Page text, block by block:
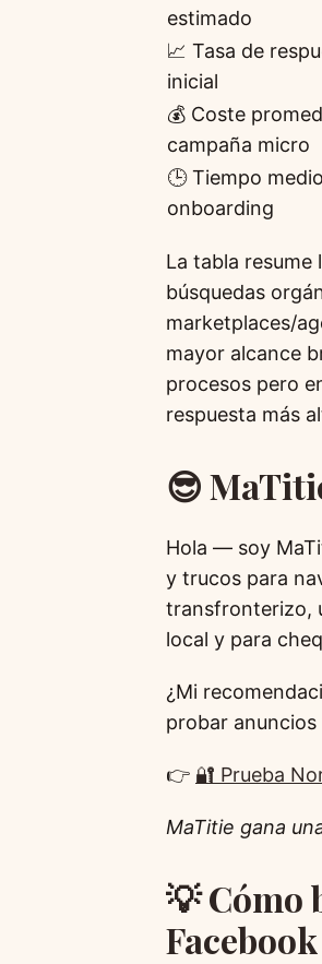
estimado
📈 Tasa de
inicial
💰 Coste
campaña micro
🕒 Tiempo medio
onboarding
La tabla
búsquedas
marketplaces/
mayor alcance
procesos pero
respuesta más
😎
Hola — soy
y trucos para
transfronterizo,
local y para
¿Mi
probar
👉 🔐 Prueba
MaTitie gana
💡 Cómo